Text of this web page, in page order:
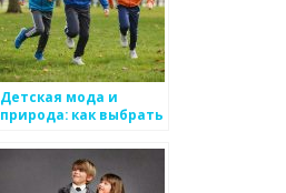
Детская мода и
природа: как выбрать